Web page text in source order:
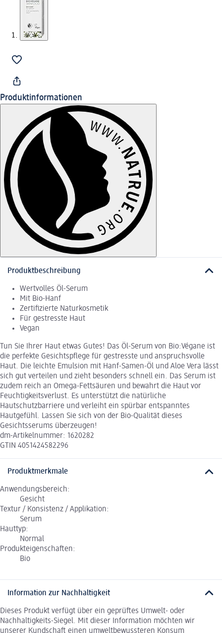
Produktinformationen
Produktbeschreibung
Wertvolles Öl-Serum
Mit Bio-Hanf
Zertifizierte Naturkosmetik
Für gestresste Haut
Vegan
Tun Sie Ihrer Haut etwas Gutes! Das Öl-Serum von Bio:Végane ist
die perfekte Gesichtspflege für gestresste und anspruchsvolle
Haut. Die leichte Emulsion mit Hanf-Samen-Öl und Aloe Vera lässt
sich gut verteilen und zieht besonders schnell ein. Das Serum ist
zudem reich an Omega-Fettsäuren und bewahrt die Haut vor
Feuchtigkeitsverlust. Es unterstützt die natürliche
Hautschutzbarriere und verleiht ein spürbar entspanntes
Hautgefühl. Lassen Sie sich von der Bio-Qualität dieses
Gesichtsserums überzeugen!
dm-Artikelnummer: 1620282
GTIN 4051424582296
Produktmerkmale
Anwendungsbereich:
Gesicht
Textur / Konsistenz / Applikation:
Serum
Hauttyp:
Normal
Produkteigenschaften:
Bio
Information zur Nachhaltigkeit
Dieses Produkt verfügt über ein geprüftes Umwelt- oder
Nachhaltigkeits-Siegel. Mit dieser Information möchten wir
unserer Kundschaft einen umweltbewussteren Konsum